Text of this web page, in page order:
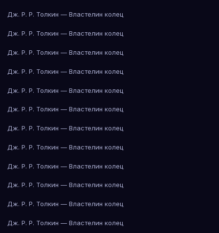
Дж. Р. Р. Толкин — Властелин колец
Дж. Р. Р. Толкин — Властелин колец
Дж. Р. Р. Толкин — Властелин колец
Дж. Р. Р. Толкин — Властелин колец
Дж. Р. Р. Толкин — Властелин колец
Дж. Р. Р. Толкин — Властелин колец
Дж. Р. Р. Толкин — Властелин колец
Дж. Р. Р. Толкин — Властелин колец
Дж. Р. Р. Толкин — Властелин колец
Дж. Р. Р. Толкин — Властелин колец
Дж. Р. Р. Толкин — Властелин колец
Дж. Р. Р. Толкин — Властелин колец